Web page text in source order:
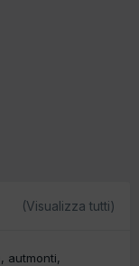
(Visualizza tutti)
autmonti